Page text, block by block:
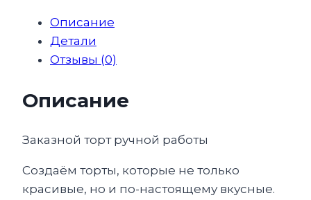
Описание
Детали
Отзывы (0)
Описание
Заказной торт ручной работы
Создаём торты, которые не только
красивые, но и по-настоящему вкусные.